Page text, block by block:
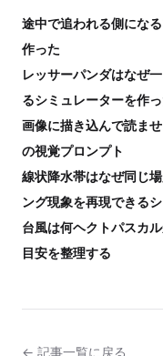
途中で追われる側にな
作った
レッサーパンダはなぜ
るシミュレーターを作
画像に描き込んで読ま
の視覚プロンプト
線状降水帯はなぜ同じ
ング現象を再現できる
台風は何ヘクトパスカ
目安を整理する
← 記事一覧に戻る